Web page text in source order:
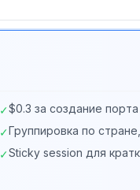
✓$0.3 за создание порта
✓Группировка по
✓Sticky session для